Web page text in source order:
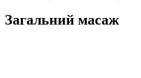
Загальний масаж